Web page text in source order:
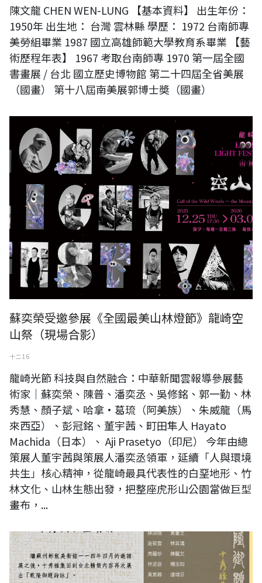
陳文龍 CHEN WEN-LUNG 【基本資料】 出生年份：
1950年 出生地： 台灣 雲林縣 學歷： 1972 台南師專
美勞組畢業 1987 國立高雄師範大學教育系畢業 【藝
術歷程年表】 1967 考取台南師專 1970 第一屆全國
書畫展 / 台北 國立歷史博物館 第二十四屆全省美展
（國畫） 第十八屆南美展郭博士奬（國畫）
蘇奕榮受邀參展《全國最美山林燈節》龍崎空
山祭（現場合影）
十二 16
龍崎光節 科技與自然融合：中華新聞雲報導參展藝
術家｜蘇奕榮、陳普、潘奕丞、吳修銘、郭一勤、林
秀慧、顏子斌、哈拿·葛琉（阿美族）、朱威龍（馬
來西亞）、彭冠銘、董宇茜、町田隼人 Hayato
Machida（日本）、 Aji Prasetyo（印尼） 今年由總
策展人董宇茜與策展人潘奕丞領軍，延續「人與環境
共生」核心精神，從龍崎最具代表性的白堊地形、竹
林文化、山林生態出發，把整座虎形山公園當做巨型
畫布，...